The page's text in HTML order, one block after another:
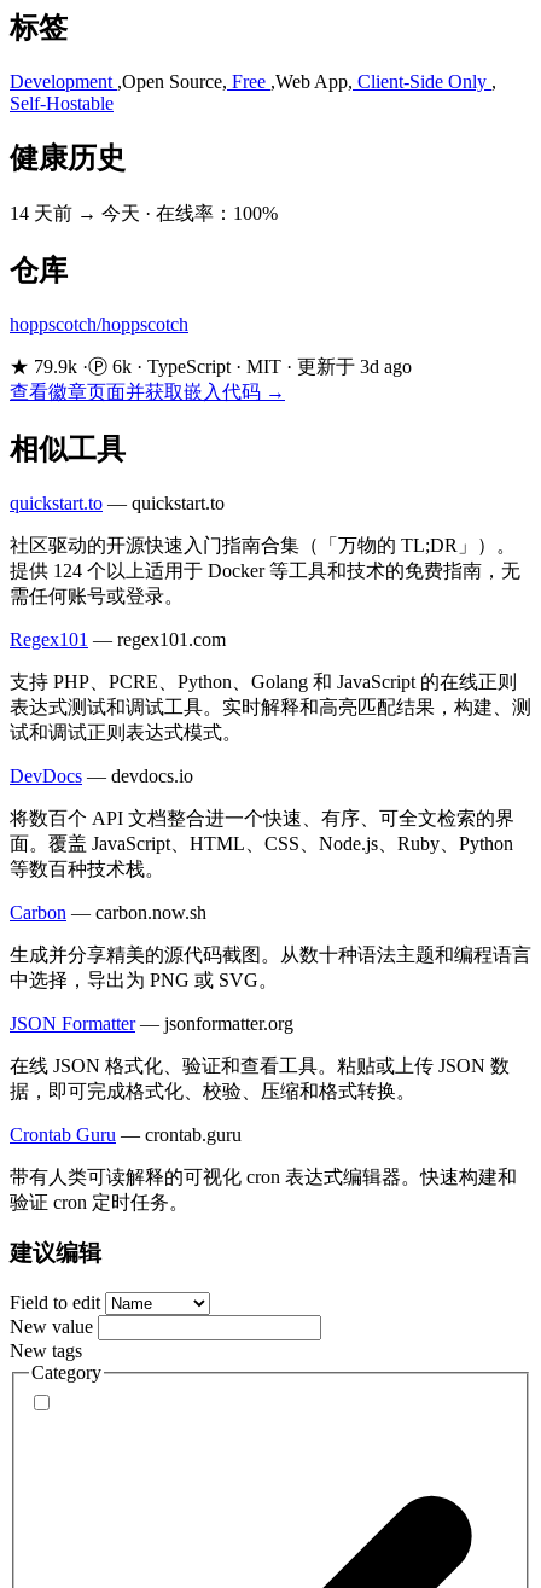
标签
Development ,Open Source, Free ,Web App, Client-Side Only ,
Self-Hostable
健康历史
14 天前 → 今天 · 在线率：100%
仓库
hoppscotch/hoppscotch
★ 79.9k ·Ⓟ 6k · TypeScript · MIT · 更新于 3d ago
查看徽章页面并获取嵌入代码 →
相似工具
quickstart.to — quickstart.to
社区驱动的开源快速入门指南合集（「万物的 TL;DR」）。
提供 124 个以上适用于 Docker 等工具和技术的免费指南，无
需任何账号或登录。
Regex101 — regex101.com
支持 PHP、PCRE、Python、Golang 和 JavaScript 的在线正则
表达式测试和调试工具。实时解释和高亮匹配结果，构建、测
试和调试正则表达式模式。
DevDocs — devdocs.io
将数百个 API 文档整合进一个快速、有序、可全文检索的界
面。覆盖 JavaScript、HTML、CSS、Node.js、Ruby、Python
等数百种技术栈。
Carbon — carbon.now.sh
生成并分享精美的源代码截图。从数十种语法主题和编程语言
中选择，导出为 PNG 或 SVG。
JSON Formatter — jsonformatter.org
在线 JSON 格式化、验证和查看工具。粘贴或上传 JSON 数
据，即可完成格式化、校验、压缩和格式转换。
Crontab Guru — crontab.guru
带有人类可读解释的可视化 cron 表达式编辑器。快速构建和
验证 cron 定时任务。
建议编辑
Field to edit
New value
New tags
Category